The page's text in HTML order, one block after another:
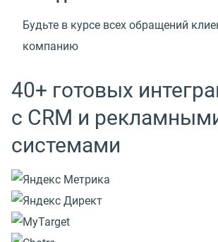
Будьте в курсе всех обращений
компанию
40+ готовых
с CRM и
системами